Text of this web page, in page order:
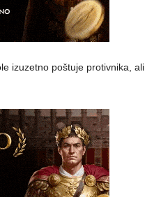
izuzetno poštuje protivnika, ali